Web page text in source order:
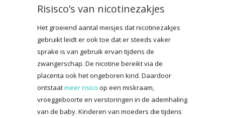
Risisco’s van nicotinezakjes
Het groeiend aantal meisjes dat nicotinezakjes
gebruikt leidt er ook toe dat er steeds vaker
sprake is van gebruik ervan tijdens de
zwangerschap. De nicotine bereikt via de
placenta ook het ongeboren kind. Daardoor
ontstaatmeer risico op een miskraam,
vroeggeboorte en verstoringen in de ademhaling
van de baby. Kinderen van moeders die tijdens